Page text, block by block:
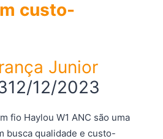
custo-
Junior
12/12/2023
fio Haylou W1 ANC são uma
busca qualidade e custo-